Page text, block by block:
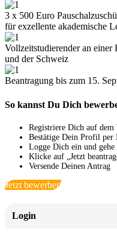
3 x 500 Euro
für exzellente akademische
Vollzeitstudierender an
und der Schweiz
Beantragung bis zum 15.
So kannst Du Dich
Registriere Dich auf
Bestätige Dein Profil per
Logge Dich ein und gehe
Klicke auf „Jetzt
Versende Deinen Antrag
Jetzt bewerben
Login